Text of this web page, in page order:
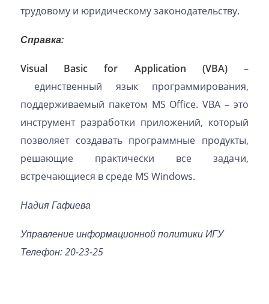
трудовому и юридическому законодательству.
Справка:
Visual Basic for Application (VBA) –
единственный язык программирования,
поддерживаемый пакетом MS Office. VBA – это
инструмент разработки приложений, который
позволяет создавать программные продукты,
решающие практически все задачи,
встречающиеся в среде MS Windows.
Надия Гафиева
Управление информационной политики ИГУ
Телефон: 20-23-25